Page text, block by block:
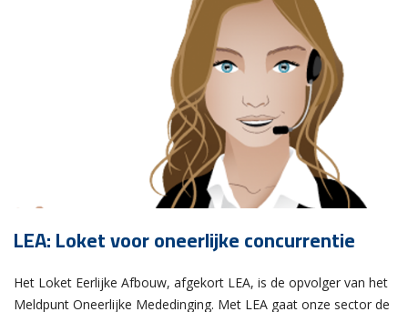
LEA: Loket voor oneerlijke concurrentie
Het Loket Eerlijke Afbouw, afgekort LEA, is de opvolger van het
Meldpunt Oneerlijke Mededinging. Met LEA gaat onze sector de